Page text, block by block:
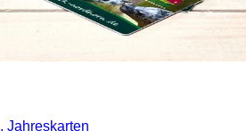
, Jahreskarten